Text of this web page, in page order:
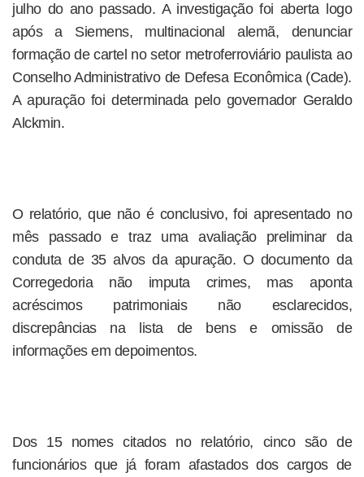
julho do ano passado. A investigação foi aberta logo
após a Siemens, multinacional alemã, denunciar
formação de cartel no setor metroferroviário paulista ao
Conselho Administrativo de Defesa Econômica (Cade).
A apuração foi determinada pelo governador Geraldo
Alckmin.
O relatório, que não é conclusivo, foi apresentado no
mês passado e traz uma avaliação preliminar da
conduta de 35 alvos da apuração. O documento da
Corregedoria não imputa crimes, mas aponta
acréscimos patrimoniais não esclarecidos,
discrepâncias na lista de bens e omissão de
informações em depoimentos.
Dos 15 nomes citados no relatório, cinco são de
funcionários que já foram afastados dos cargos de